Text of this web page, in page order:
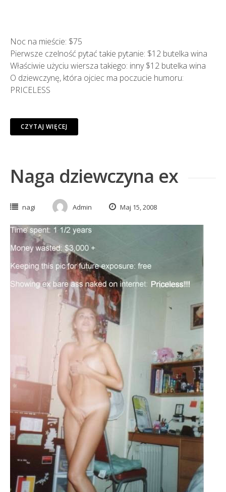
Noc na mieście: $75
Pierwsze czelność pytać takie pytanie: $12 butelka wina
Właściwie użyciu wiersza takiego: inny $12 butelka wina
O dziewczynę, która ojciec ma poczucie humoru:
PRICELESS
CZYTAJ WIĘCEJ
Naga dziewczyna ex
nagi Admin Maj 15, 2008